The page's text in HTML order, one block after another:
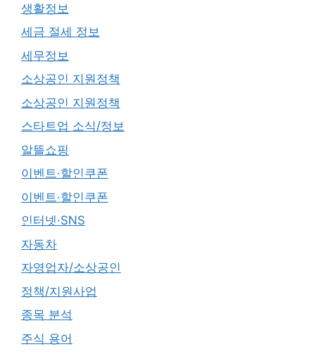
생활정보
세금 절세 정보
세무정보
소상공인 지원정책
소상공인 지원정책
스타트업 소식/정보
알뜰쇼핑
이벤트·할인쿠폰
이벤트·할인쿠폰
인터넷·SNS
자동차
자영업자/소상공인
정책/지원사업
종목 분석
주식 용어